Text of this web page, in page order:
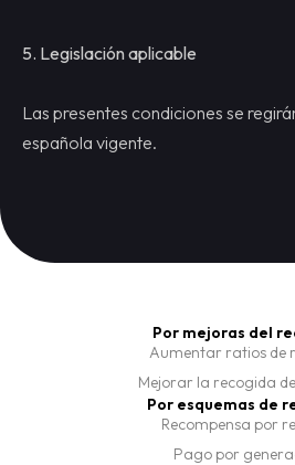
5. Legislación aplicable
Las presentes condiciones se
española vigente.
Por mejoras del
Aumentar ratios de
Mejorar la recogida
Por esquemas de
Recompensa por
Pago por